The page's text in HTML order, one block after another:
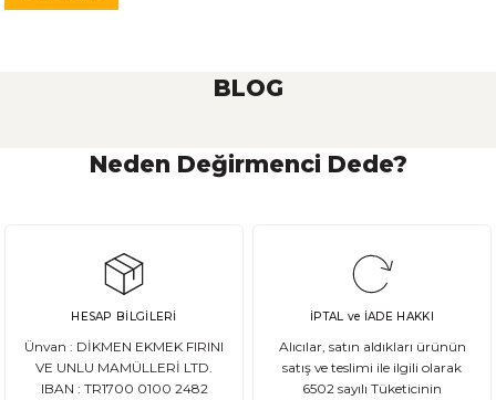
BLOG
Ekşi Maya Nasıl Beslenmeli ve Saklanmalı?
Ata Tohum Nedir?
Neden Değirmenci Dede?
HESAP BİLGİLERİ
Ünvan : DİKMEN EKMEK FIRINI
VE UNLU MAMÜLLERİ LTD.
IBAN : TR1700 0100 2482
İPTAL ve İADE HAKKI
Alıcılar, satın aldıkları ürünün
satış ve teslimi ile ilgili olarak
6502 sayılı Tüketicinin